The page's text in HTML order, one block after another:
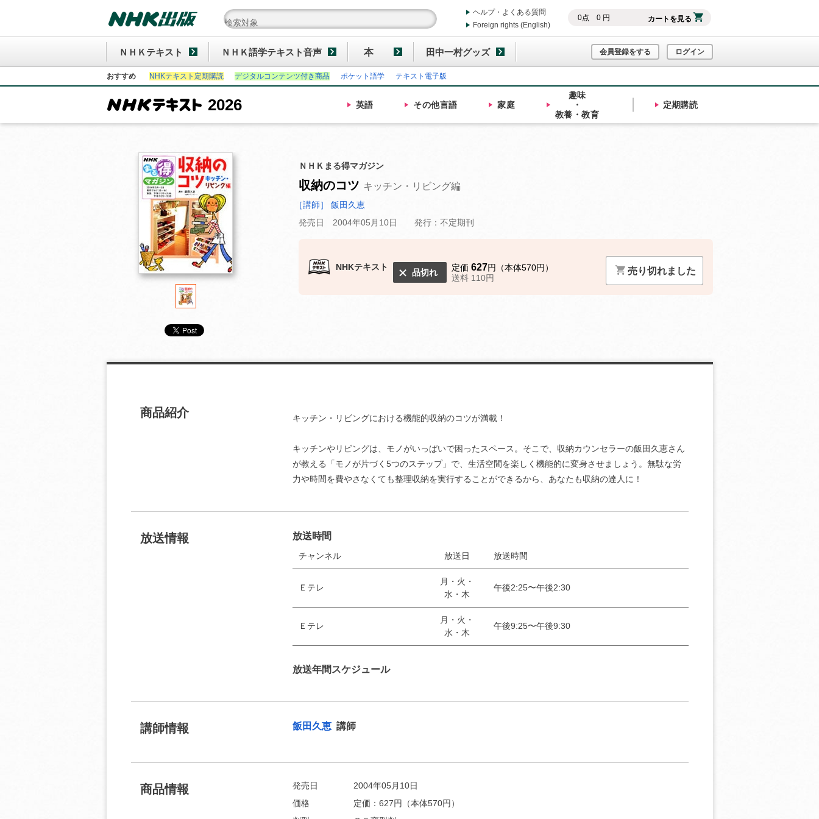
0点 0円 カートを見る
ヘルプ・よくある質問
Foreign rights (English)
ＮＨＫテキスト ＮＨＫ語学テキスト音声 本 田中一村グッズ 会員登録をする ログイン
おすすめ NHKテキスト定期購読 デジタルコンテンツ付き商品 ポケット語学 テキスト電子版
2026 英語 その他言語 家庭
趣味
・
教養・教育
定期購読
お支払いに進む
他にも商品を買う
ＮＨＫまる得マガジン
収納のコツ キッチン・リビング編
［講師］ 飯田久恵
発売日 2004年05月10日
発行：不定期刊
NHKテキスト
品切れ 定価 627円（本体570円）
送料 110円
売り切れました
商品紹介 キッチン・リビングにおける機能的収納のコツが満載！
キッチンやリビングは、モノがいっぱいで困ったスペース。そこで、収納カウンセラーの飯田久恵さん
が教える「モノが片づく5つのステップ」で、生活空間を楽しく機能的に変身させましょう。無駄な労
力や時間を費やさなくても整理収納を実行することができるから、あなたも収納の達人に！
放送情報 放送時間
チャンネル 放送日 放送時間
Ｅテレ
月・火・
水・木
午後2:25〜午後2:30
Ｅテレ
月・火・
水・木
午後9:25〜午後9:30
放送年間スケジュール
講師情報 飯田久恵 講師
商品情報 発売日
2004年05月10日
価格
定価： 627円（本体570円）